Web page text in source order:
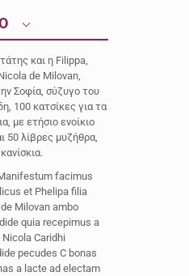
και η Filippa,
de Milovan,
Σοφία, σύζυγο του
100 κατσίκες για τα
με ετήσιο ενοίκιο
50 λίβρες μυζήθρα,
facimus
et Phelipa filia
Milovan ambo
quia recepimus a
Nicola Caridhi
pecudes C bonas
a lacte ad electam